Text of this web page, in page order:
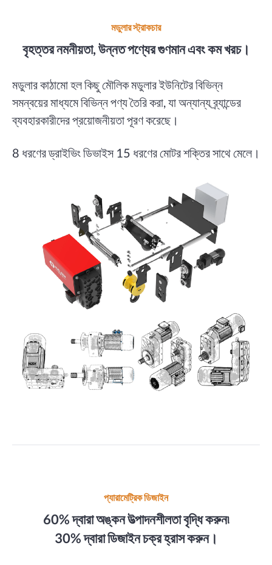
মডুলার স্ট্রাকচার
বৃহত্তর নমনীয়তা, উন্নত পণ্যের গুণমান এবং কম খরচ।
মডুলার কাঠামো হল কিছু মৌলিক মডুলার ইউনিটের বিভিন্ন
সমন্বয়ের মাধ্যমে বিভিন্ন পণ্য তৈরি করা, যা অন্যান্য ব্র্যান্ডের
ব্যবহারকারীদের প্রয়োজনীয়তা পূরণ করেছে।
8 ধরণের ড্রাইভিং ডিভাইস 15 ধরণের মোটর শক্তির সাথে মেলে।
প্যারামেট্রিক ডিজাইন
60% দ্বারা অঙ্কন উত্পাদনশীলতা বৃদ্ধি করুন৷
30% দ্বারা ডিজাইন চক্র হ্রাস করুন।